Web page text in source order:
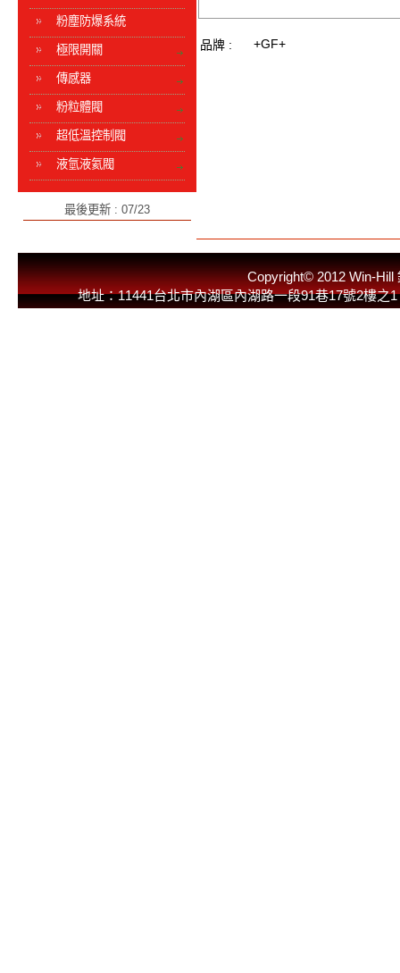
粉塵防爆系統
極限開關
傳感器
粉粒體閥
超低溫控制閥
液氫液氦閥
最後更新 : 07/23
品牌 : +GF+
Copyright© 2012 Win-
地址：11441台北市內湖區內湖路一段91巷17號2樓